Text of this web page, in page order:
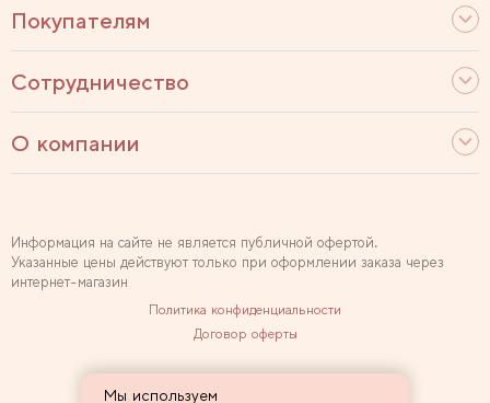
Покупателям
Сотрудничество
О компании
Информация на сайте не является публичной офертой.
Указанные цены действуют только при оформлении заказа через
интернет-магазин
Политика конфиденциальности
Договор оферты
Мы используем